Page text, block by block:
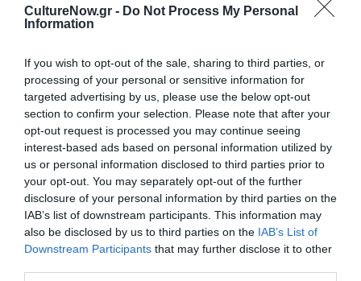
CultureNow.gr - Do Not Process My Personal
Information
If you wish to opt-out of the sale, sharing to third parties, or
processing of your personal or sensitive information for
targeted advertising by us, please use the below opt-out
section to confirm your selection. Please note that after your
opt-out request is processed you may continue seeing
interest-based ads based on personal information utilized by
us or personal information disclosed to third parties prior to
your opt-out. You may separately opt-out of the further
disclosure of your personal information by third parties on the
IAB’s list of downstream participants. This information may
also be disclosed by us to third parties on the IAB’s List of
Downstream Participants that may further disclose it to other
Ταυτότητα Εκδήλωσης
Ημερομηνία:
27/08/2018 29/08/2018
31/08/2018
03/09/2018
05/09/2018
06/09/2018
07/09/2018
09/09/2018
10/09/2018
12/09/2018
13/09/2018
15/09/2018
19/09/2018
21/09/2018
Τοποθεσία: